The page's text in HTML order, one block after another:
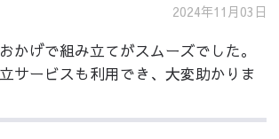
2024年11月03日
かげで組み立てがスムーズでした。
サービスも利用でき、大変助かりま